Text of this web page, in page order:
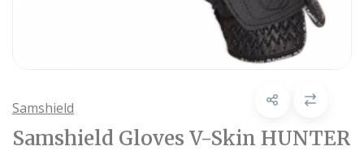
Samshield
Samshield Gloves V-Skin HUNTER